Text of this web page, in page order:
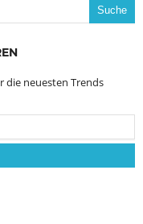
die neuesten Trends